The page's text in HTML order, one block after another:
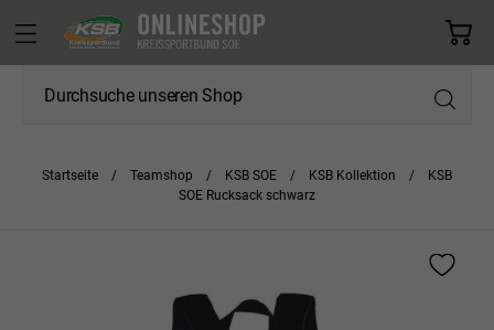
Startseite Teamshop KSB SOE KSB Kollektion
KSB
SOE Rucksack schwarz